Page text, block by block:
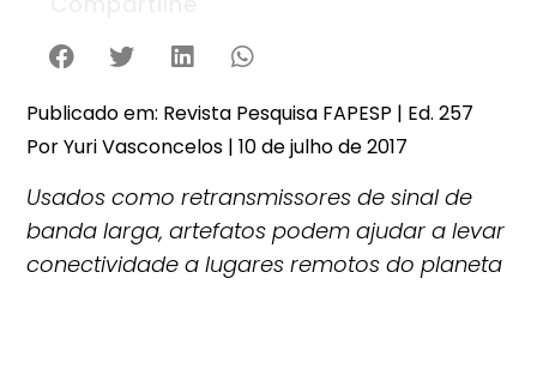
Publicado em: Revista Pesquisa FAPESP | Ed. 257
Por Yuri Vasconcelos | 10 de julho de 2017
Usados como retransmissores de sinal de
banda larga, artefatos podem ajudar a levar
conectividade a lugares remotos do planeta